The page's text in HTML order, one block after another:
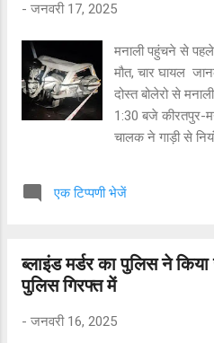
- जनवरी 17, 2025
मनाली पहुंचने से पहले
मौत, चार घायल
दोस्त बोलेरो से
1:30 बजे कीरतपुर-
चालक ने गाड़ी से
क्षतिग्रस्त हो गई।
युवक को चिकित्सकों
पहचान मनीष कुमार
घायलों की पहचान
एक टिप्पणी भेजें
ब्लाइंड मर्डर का पुलिस ने
पुलिस गिरफ्त में
- जनवरी 16, 2025